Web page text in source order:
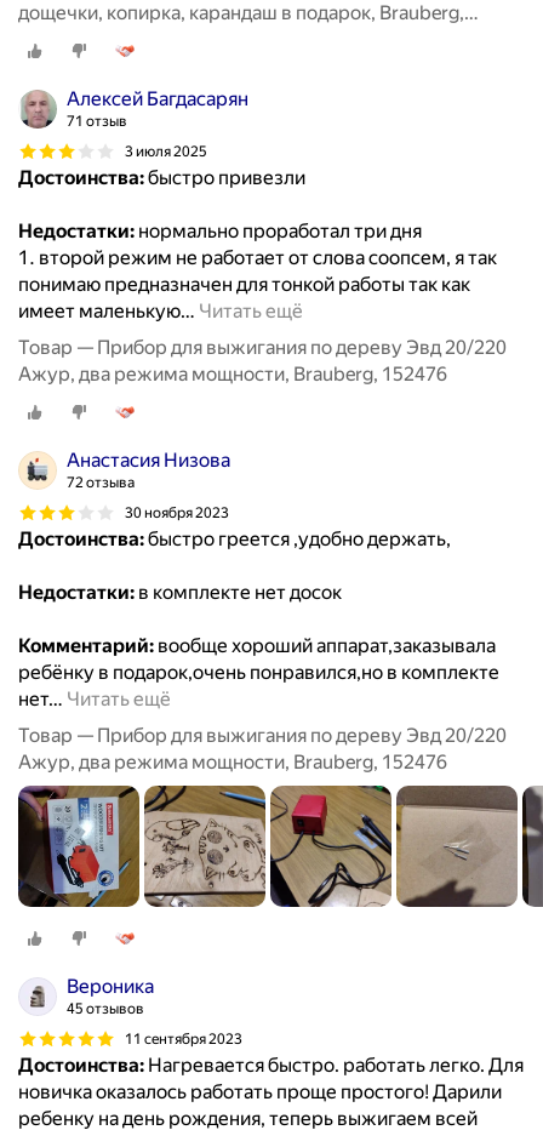
дощечки, копирка, карандаш в подарок, Brauberg,
881029
Алексей Багдасарян
71 отзыв
3 июля 2025
Достоинства:быстро привезли
Недостатки: нормально проработал три дня
1. второй режим не работает от слова соопсем, я так
понимаю предназначен для тонкой работы так как
имеет маленькую… Читать ещё
Товар — Прибор для выжигания по дереву Эвд 20/220
Ажур, два режима мощности, Brauberg, 152476
Анастасия Низова
72 отзыва
30 ноября 2023
Достоинства:быстро греется ,удобно держать,
Недостатки: в комплекте нет досок
Комментарий: вообще хороший аппарат,заказывала
ребёнку в подарок,очень понравился,но в комплекте
нет… Читать ещё
Товар — Прибор для выжигания по дереву Эвд 20/220
Ажур, два режима мощности, Brauberg, 152476
Вероника
45 отзывов
11 сентября 2023
Достоинства: Нагревается быстро. работать легко. Для
новичка оказалось работать проще простого! Дарили
ребенку на день рождения, теперь выжигаем всей